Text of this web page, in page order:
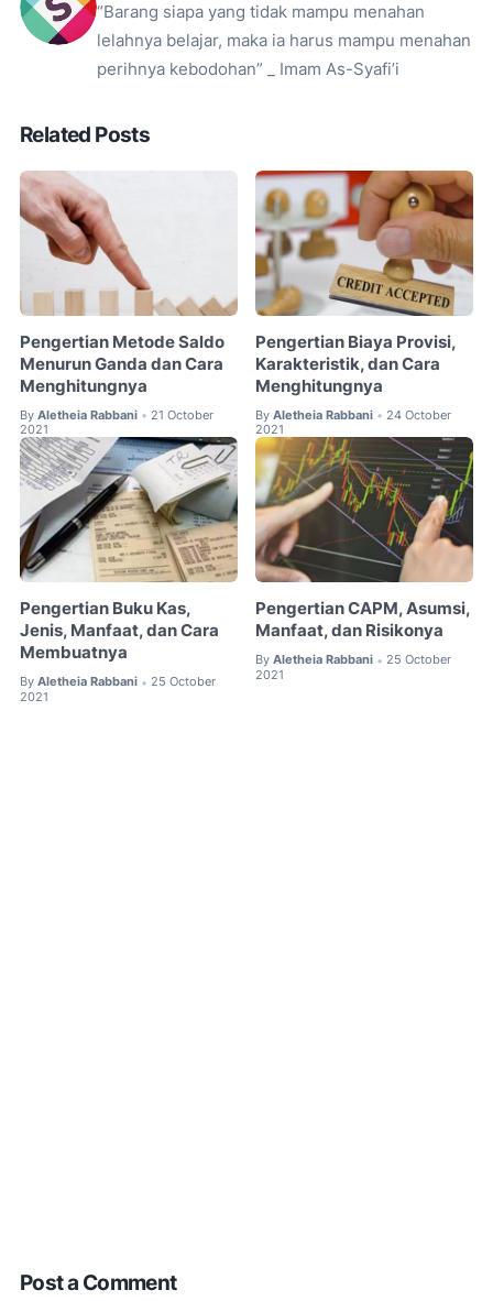
“Barang siapa yang tidak mampu menahan
lelahnya belajar, maka ia harus mampu menahan
perihnya kebodohan” _ Imam As-Syafi’i
Related Posts
Pengertian Metode Saldo
Menurun Ganda dan Cara
Menghitungnya
By Aletheia Rabbani • 21 October
2021
Pengertian Biaya Provisi,
Karakteristik, dan Cara
Menghitungnya
By Aletheia Rabbani • 24 October
2021
Pengertian Buku Kas,
Jenis, Manfaat, dan Cara
Membuatnya
By Aletheia Rabbani • 25 October
2021
Pengertian CAPM, Asumsi,
Manfaat, dan Risikonya
By Aletheia Rabbani • 25 October
2021
Post a Comment